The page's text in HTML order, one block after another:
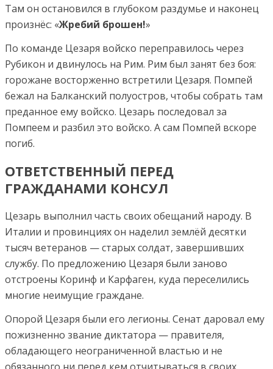
Там он остановился в глубоком раздумье и наконец
произнёс: «Жребий брошен!»
По команде Цезаря войско переправилось через
Рубикон и двинулось на Рим. Рим был занят без боя:
горожане восторженно встретили Цезаря. Помпей
бежал на Балканский полуостров, чтобы собрать там
преданное ему войско. Цезарь последовал за
Помпеем и разбил это войско. А сам Помпей вскоре
погиб.
ОТВЕТСТВЕННЫЙ ПЕРЕД
ГРАЖДАНАМИ КОНСУЛ
Цезарь выполнил часть своих обещаний народу. В
Италии и провинциях он наделил землёй десятки
тысяч ветеранов — старых солдат, завершивших
службу. По предложению Цезаря были заново
отстроены Коринф и Карфаген, куда переселились
многие неимущие граждане.
Опорой Цезаря были его легионы. Сенат даровал ему
пожизненно звание диктатора — правителя,
обладающего неограниченной властью и не
обязанного ни перед кем отчитываться в своих